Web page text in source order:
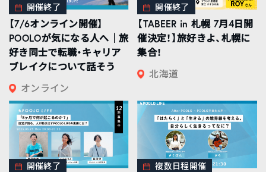
開催終了
【7/6オンライン開催】
POOLOが気になる人へ｜旅
好き同士で転職・キャリア
ブレイクについて話そう
オンライン
開催終了
【TABEER in 札幌 7月4日開
催決定！】旅好きよ、札幌に
集合！
北海道
開催終了 複数日程開催